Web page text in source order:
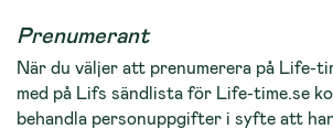
Prenumerant
När du väljer att prenumerera på Life-
med på Lifs sändlista för Life-time.se
behandla personuppgifter i syfte att